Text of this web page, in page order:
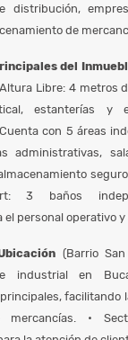
distribución,
de
del
Libre: 4 metros
estanterías y
con 5 áreas
administrativas,
3 baños
personal operativo
(Barrio
industrial en
facilitando
•